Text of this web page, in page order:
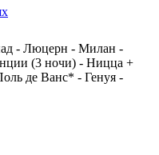
- Люцерн - Милан -
(3 ночи) - Ницца +
де Ванс* - Генуя -